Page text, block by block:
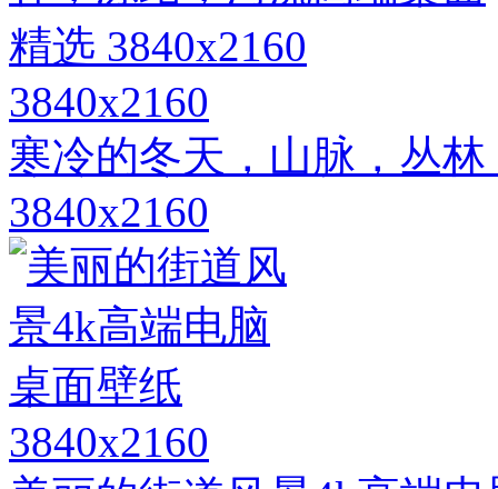
3840x2160
寒冷的冬天，山脉，丛
3840x2160
3840x2160